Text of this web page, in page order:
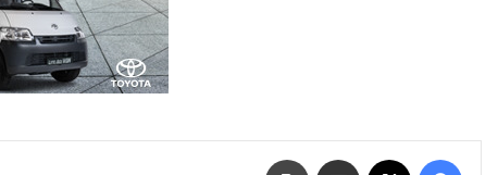
فيسبوك مشاركة عبر البريد